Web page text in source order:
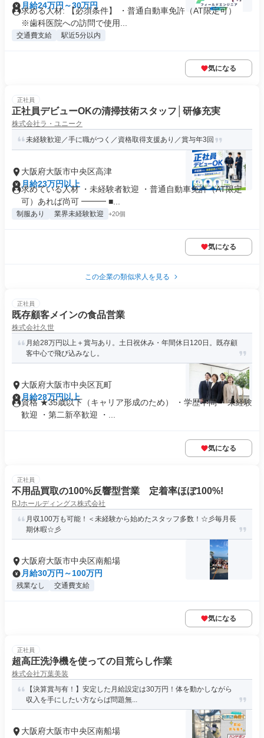
月給24万円～30万円
求める人材: 【必須条件】 ・普通自動車免許（AT限定可）
※歯科医院への訪問で使用...
交通費支給 駅近5分以内
気になる
正社員
正社員デビューOKの清掃技術スタッフ│研修充実
株式会社ラ・ユニーク
未経験歓迎／手に職がつく／資格取得支援あり／賞与年3回
大阪府大阪市中央区高津
月給23万円以上
求めている人材 ・未経験者歓迎 ・普通自動車免許（AT限定
可）あれば尚可 ━━━ ■...
制服あり 業界未経験歓迎 +20個
気になる
この企業の類似求人を見る
正社員
既存顧客メインの食品営業
株式会社久世
月給28万円以上＋賞与あり。土日祝休み・年間休日120日。既存顧
客中心で飛び込みなし。
大阪府大阪市中央区瓦町
月給28万円以上
資格 ★35歳以下（キャリア形成のため） ・学歴不問 ・未経験
歓迎 ・第二新卒歓迎 ・...
気になる
正社員
不用品買取の100%反響型営業 定着率ほぼ100%!
RJホールディングス株式会社
月収100万も可能！＜未経験から始めたスタッフ多数！☆彡毎月長
期休暇☆彡
大阪府大阪市中央区南船場
月給30万円～100万円
残業なし 交通費支給
気になる
正社員
超高圧洗浄機を使っての目荒らし作業
株式会社万葉美装
【決算賞与有！】安定した月給設定は30万円！体を動かしながら
収入を手にしたい方ならば問題無...
大阪府大阪市中央区南船場